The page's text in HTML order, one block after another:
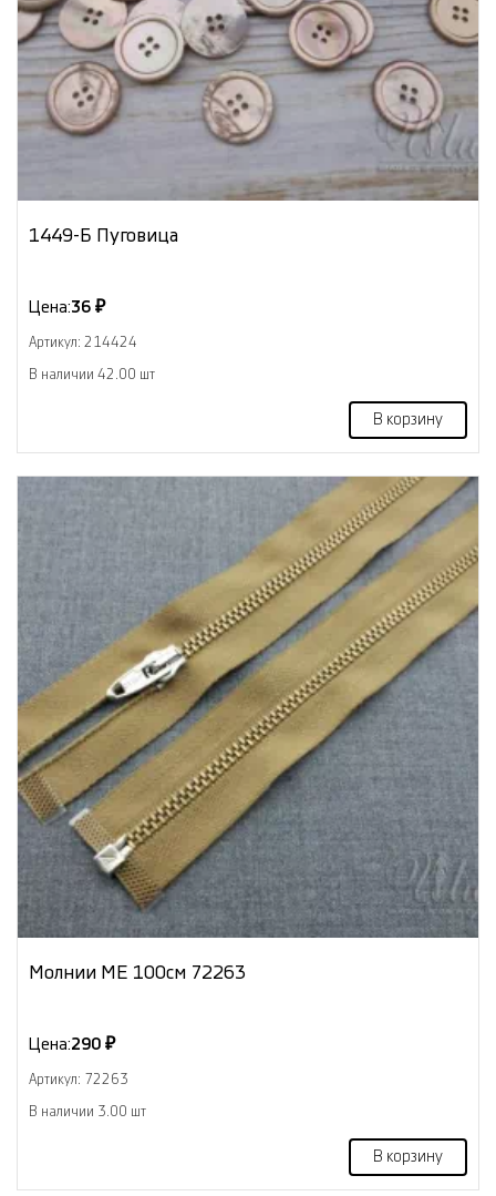
1449-Б Пуговица
Цена:36 ₽
Артикул: 214424
В наличии 42.00 шт
В корзину
Молнии МЕ 100см 72263
Цена:290 ₽
Артикул: 72263
В наличии 3.00 шт
В корзину